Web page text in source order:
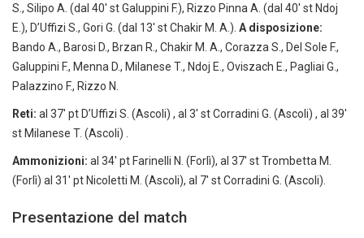
S., Silipo A. (dal 40′ st Galuppini F.), Rizzo Pinna A. (dal 40′ st Ndoj
E.), D’Uffizi S., Gori G. (dal 13′ st Chakir M. A.). A disposizione:
Bando A., Barosi D., Brzan R., Chakir M. A., Corazza S., Del Sole F.,
Galuppini F., Menna D., Milanese T., Ndoj E., Oviszach E., Pagliai G.,
Palazzino F., Rizzo N.
Reti: al 37′ pt D’Uffizi S. (Ascoli) , al 3′ st Corradini G. (Ascoli) , al 39′
st Milanese T. (Ascoli) .
Ammonizioni: al 34′ pt Farinelli N. (Forlì), al 37′ st Trombetta M.
(Forlì) al 31′ pt Nicoletti M. (Ascoli), al 7′ st Corradini G. (Ascoli).
Presentazione del match